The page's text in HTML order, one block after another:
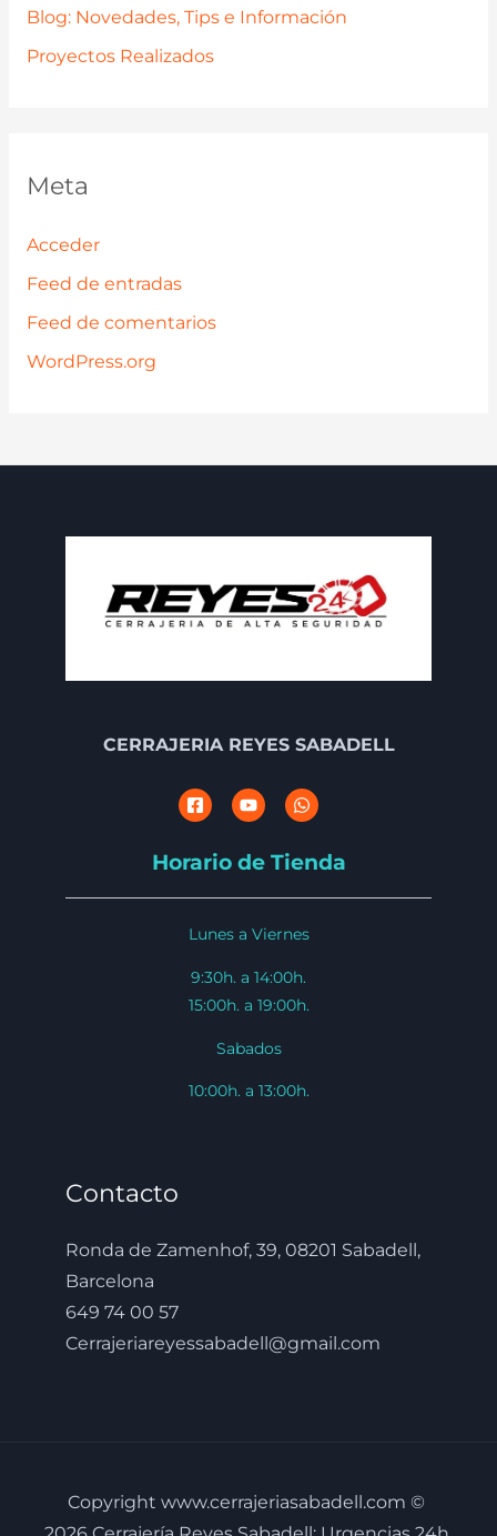
Blog: Novedades, Tips e Información
Proyectos Realizados
Meta
Acceder
Feed de entradas
Feed de comentarios
WordPress.org
CERRAJERIA REYES SABADELL
Horario de Tienda
Lunes a Viernes
9:30h. a 14:00h.
15:00h. a 19:00h.
Sabados
10:00h. a 13:00h.
Contacto
Ronda de Zamenhof, 39, 08201 Sabadell,
Barcelona
649 74 00 57
Cerrajeriareyessabadell@gmail.com
Copyright www.cerrajeriasabadell.com ©